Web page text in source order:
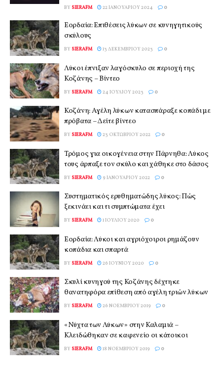
BY SIERAFM 22 ΙΑΝΟΥΑΡΊΟΥ 2024 0
Εορδαία: Επιθέσεις λύκων σε κυνηγητικούς
σκύλους
BY SIERAFM 13 ΔΕΚΕΜΒΡΊΟΥ 2023 0
Λύκοι έπνιξαν λαγόσκυλο σε περιοχή της
Κοζάνης – Βίντεο
BY SIERAFM 24 ΙΟΥΛΊΟΥ 2023 0
Κοζάνη: Αγέλη λύκων κατασπάραξε κοπάδι με
πρόβατα – Δείτε βίντεο
BY SIERAFM 23 ΟΚΤΩΒΡΊΟΥ 2022 0
Τρόμος για οικογένεια στην Πάρνηθα: Λύκος
τους άρπαξε τον σκύλο και χάθηκε στο δάσος
BY SIERAFM 9 ΙΑΝΟΥΑΡΊΟΥ 2022 0
Συστηματικός ερυθηματώδης λύκος: Πώς
ξεκινάει και τι συμπτώματα έχει
BY SIERAFM 1 ΙΟΥΛΊΟΥ 2020 0
Εορδαία: Λύκοι και αγριόχοιροι ρημάζουν
κοπάδια και σπαρτά
BY SIERAFM 26 ΙΟΥΝΊΟΥ 2020 0
Σκυλί κυνηγού της Κοζάνης δέχτηκε
θανατηφόρα επίθεση από αγέλη τριών λύκων
BY SIERAFM 26 ΝΟΕΜΒΡΊΟΥ 2019 0
«Νύχτα των Λύκων» στην Καλαμιά –
Κλειδώθηκαν σε καφενείο οι κάτοικοι
BY SIERAFM 18 ΝΟΕΜΒΡΊΟΥ 2019 0